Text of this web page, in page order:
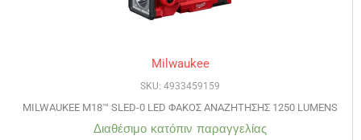
Milwaukee
SKU: 4933459159
MILWAUKEE M18™ SLED-0 LED ΦΑΚΟΣ ΑΝΑΖΗΤΗΣΗΣ 1250 LUMENS
Διαθέσιμο κατόπιν παραγγελίας